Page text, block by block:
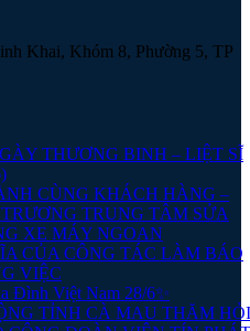
Khai, Khóm 8, Phường 5, TP
THƯƠNG BINH – LIỆT SĨ
CÙNG KHÁCH HÀNG –
TRUNG TÂM SỬA
XE MÁY NGOAN
CỦA CÔNG TÁC LÀM BÁO
VIỆC
Đình Việt Nam 28/6✨
TỈNH CÀ MAU THĂM HỎI